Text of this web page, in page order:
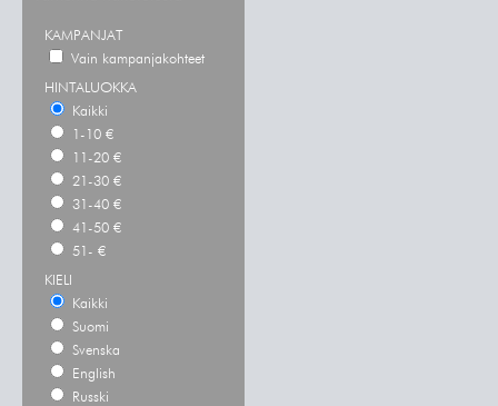
KAMPANJAT
Vain kampanjakohteet
HINTALUOKKA
Kaikki
1-10 €
11-20 €
21-30 €
31-40 €
41-50 €
51- €
KIELI
Kaikki
Suomi
Svenska
English
Russki